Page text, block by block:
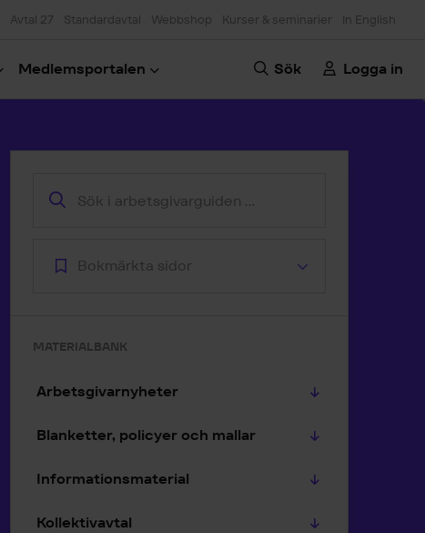
Avtal 27 Standardavtal Webbshop Kurser & seminarier In English
Medlemsportalen Sök Logga in
Bokmärkta sidor
MATERIALBANK
Arbetsgivarnyheter
Blanketter, policyer och mallar
Informationsmaterial
Kollektivavtal